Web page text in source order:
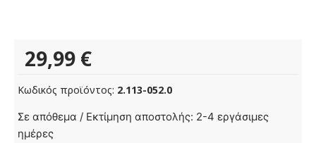
29,99 €
Κωδικός προϊόντος: 2.113-052.0
Σε απόθεμα / Εκτίμηση αποστολής: 2-4 εργάσιμες
ημέρες
Ακροφύσιο
ισχύος